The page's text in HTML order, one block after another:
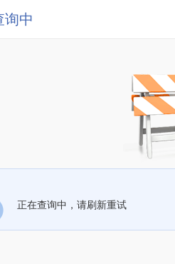
询中
正在查询中，请刷新重试